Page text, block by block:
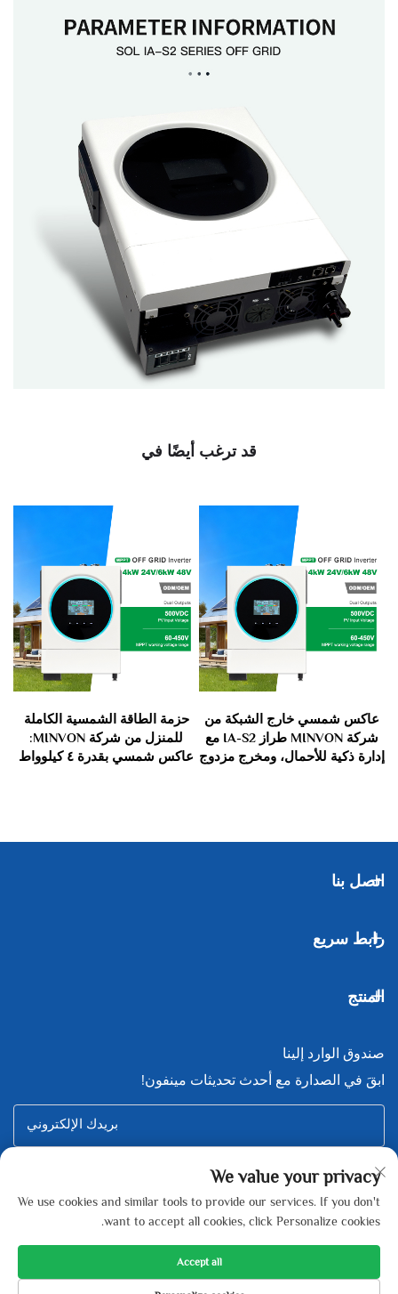
قد ترغب أيضًا في
عاكس شمسي خارج الشبكة من
شركة MINVON طراز IA-S2 مع
إدارة ذكية للأحمال، ومخرج مزدوج
حزمة الطاقة الشمسية الكاملة
للمنزل من شركة MINVON:
عاكس شمسي بقدرة ٤ كيلوواط
اتصل بنا
رابط سريع
المنتج
صندوق الوارد إلينا
ابقَ في الصدارة مع أحدث تحديثات مينفون!
بريدك الإلكتروني
Subscribe
We value your privacy
We use cookies and similar tools to provide our services. If you don't
want to accept all cookies, click Personalize cookies.
Accept all